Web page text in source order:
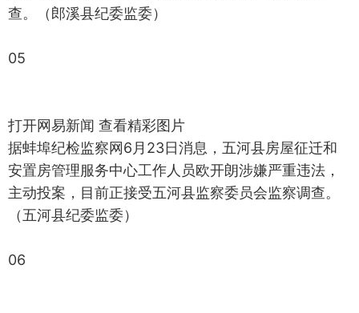
查。（郎溪县纪委监委）
05
打开网易新闻 查看精彩图片
据蚌埠纪检监察网6月23日消息，五河县房屋征迁和
安置房管理服务中心工作人员欧开朗涉嫌严重违法，
主动投案，目前正接受五河县监察委员会监察调查。
（五河县纪委监委）
06